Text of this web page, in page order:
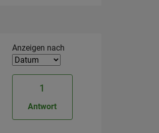
Filter2
Anzeigen nach
1
Antwort